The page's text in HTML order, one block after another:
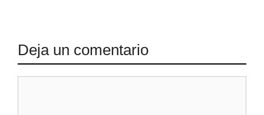
Deja un comentario